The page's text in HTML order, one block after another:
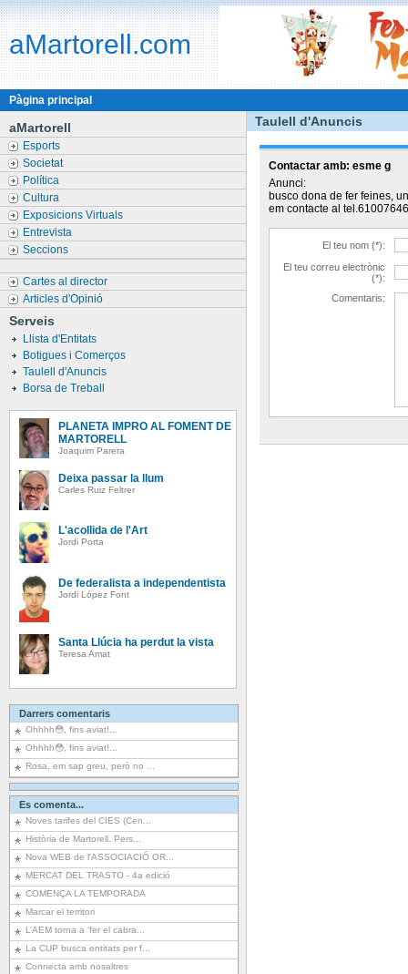
aMartorell.com
Pàgina principal
aMartorell
Esports
Societat
Política
Cultura
Exposicions Virtuals
Entrevista
Seccions
Cartes al director
Articles d'Opinió
Serveis
Llista d'Entitats
Botigues i Comerços
Taulell d'Anuncis
Borsa de Treball
PLANETA IMPRO AL FOMENT DE
MARTORELL
Joaquim Parera
Deixa passar la llum
Carles Ruiz Feltrer
L'acollida de l'Art
Jordi Porta
De federalista a independentista
Jordi López Font
Santa Llúcia ha perdut la vista
Teresa Amat
Darrers comentaris
Ohhhh😳, fins aviat!...
Ohhhh😳, fins aviat!...
Rosa, em sap greu, però no ...
Es comenta...
Noves tarifes del CIES (Cen...
Història de Martorell. Pers...
Nova WEB de l'ASSOCIACIÓ OR...
MERCAT DEL TRASTO - 4a edició
COMENÇA LA TEMPORADA
Marcar el territori
L’AEM torna a ‘fer el cabra...
La CUP busca entitats per f...
Connecta amb nosaltres
Taulell d'Anuncis
Contactar amb: esme g
Anunci:
busco dona de fer feines,
em contacte al
El teu nom (*):
El teu correu electrònic
(*):
Comentaris: